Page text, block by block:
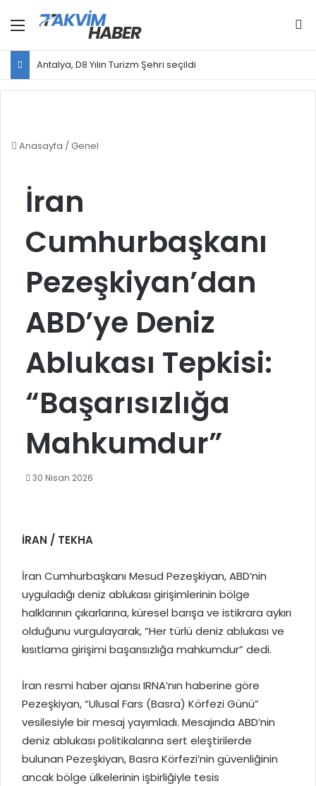
Menü
Antalya, D8 Yılın Turizm Şehri seçildi
Anasayfa / Genel
İran
Cumhurbaşkanı
Pezeşkiyan’dan
ABD’ye Deniz
Ablukası Tepkisi:
“Başarısızlığa
Mahkumdur”
30 Nisan 2026
İRAN / TEKHA
İran Cumhurbaşkanı Mesud Pezeşkiyan, ABD’nin
uyguladığı deniz ablukası girişimlerinin bölge
halklarının çıkarlarına, küresel barışa ve istikrara aykırı
olduğunu vurgulayarak, “Her türlü deniz ablukası ve
kısıtlama girişimi başarısızlığa mahkumdur” dedi.
İran resmi haber ajansı IRNA’nın haberine göre
Pezeşkiyan, “Ulusal Fars (Basra) Körfezi Günü”
vesilesiyle bir mesaj yayımladı. Mesajında ABD’nin
deniz ablukası politikalarına sert eleştirilerde
bulunan Pezeşkiyan, Basra Körfezi’nin güvenliğinin
ancak bölge ülkelerinin işbirliğiyle tesis